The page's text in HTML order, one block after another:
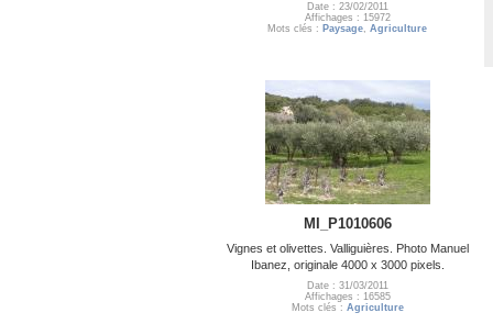
Date : 23/02/2011
Affichages : 15972
Mots clés : Paysage, Agriculture
MI_P1010606
Vignes et olivettes. Valliguières. Photo Manuel
Ibanez, originale 4000 x 3000 pixels.
Date : 31/03/2011
Affichages : 16585
Mots clés : Agriculture